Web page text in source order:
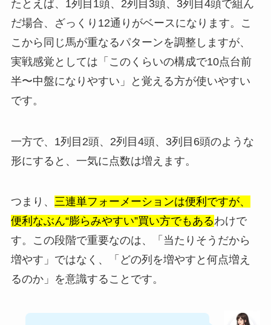
たとえば、1列目1頭、2列目3頭、3列目4頭で組ん
だ場合、ざっくり12通りがベースになります。こ
こから同じ馬が重なるパターンを調整しますが、
実戦感覚としては「このくらいの構成で10点台前
半〜中盤になりやすい」と覚える方が使いやすい
です。
一方で、1列目2頭、2列目4頭、3列目6頭のような
形にすると、一気に点数は増えます。
つまり、 三連単フォーメーションは便利ですが、
便利なぶん“膨らみやすい”買い方でもあるわけで
す。この段階で重要なのは、「当たりそうだから
増やす」ではなく、「どの列を増やすと何点増え
るのか」を意識することです。